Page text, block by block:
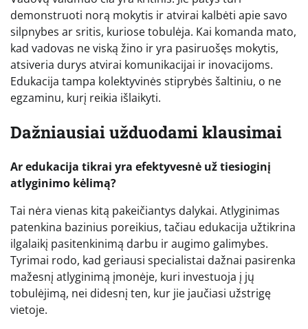
demonstruoti norą mokytis ir atvirai kalbėti apie savo
silpnybes ar sritis, kuriose tobulėja. Kai komanda mato,
kad vadovas ne viską žino ir yra pasiruošęs mokytis,
atsiveria durys atvirai komunikacijai ir inovacijoms.
Edukacija tampa kolektyvinės stiprybės šaltiniu, o ne
egzaminu, kurį reikia išlaikyti.
Dažniausiai užduodami klausimai
Ar edukacija tikrai yra efektyvesnė už tiesioginį
atlyginimo kėlimą?
Tai nėra vienas kitą pakeičiantys dalykai. Atlyginimas
patenkina bazinius poreikius, tačiau edukacija užtikrina
ilgalaikį pasitenkinimą darbu ir augimo galimybes.
Tyrimai rodo, kad geriausi specialistai dažnai pasirenka
mažesnį atlyginimą įmonėje, kuri investuoja į jų
tobulėjimą, nei didesnį ten, kur jie jaučiasi užstrigę
vietoje.